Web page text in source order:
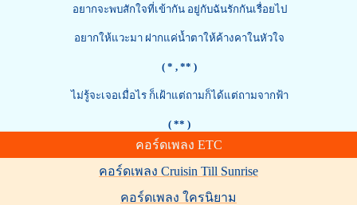
อยากจะพบสักใจที่เข้ากัน อยู่กับฉันรักกันเรื่อยไป
อยากให้แวะมา ฝากแค่น้ำตาให้ค้างคาในหัวใจ
( * , ** )
ไม่รู้จะเจอเมื่อไร ก็เฝ้าแต่ถามก็ได้แต่ถามจากฟ้า
( ** )
คอร์ดเพลง ETC
คอร์ดเพลง Cruisin Till Sunrise
คอร์ดเพลง ใครนิยาม